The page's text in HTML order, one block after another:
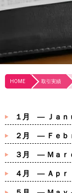
HOME 取引実績
１月 ― Ｊａｎ
２月 ― Ｆｅｂ
３月 ― Ｍａｒ
４月 ― Ａｐｒ